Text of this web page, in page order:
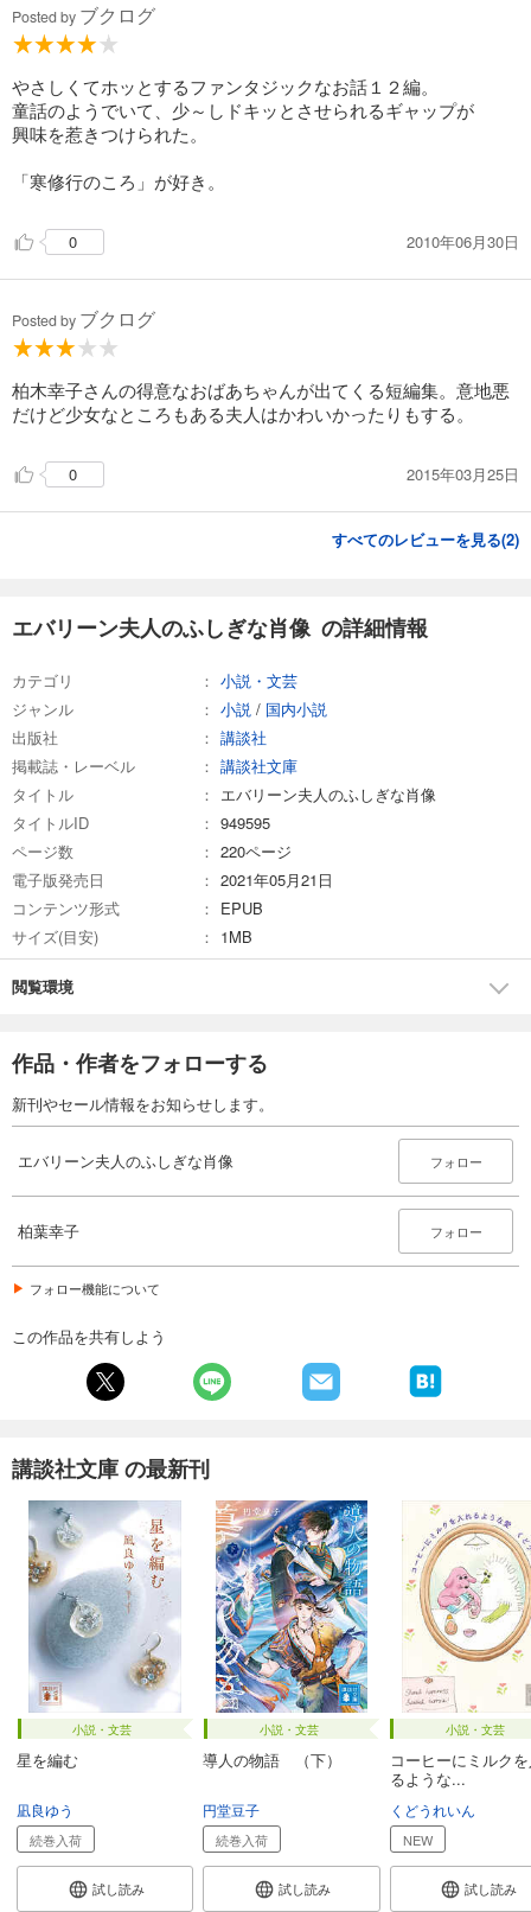
Posted by ブクログ
やさしくてホッとするファンタジックなお話１２編。
童話のようでいて、少～しドキッとさせられるギャップが
興味を惹きつけられた。
「寒修行のころ」が好き。
0 2010年06月30日
Posted by ブクログ
柏木幸子さんの得意なおばあちゃんが出てくる短編集。意地悪
だけど少女なところもある夫人はかわいかったりもする。
0 2015年03月25日
すべてのレビューを見る(2)
エバリーン夫人のふしぎな肖像 の詳細情報
カテゴリ
小説・文芸
ジャンル
小説 / 国内小説
出版社
講談社
掲載誌・レーベル
講談社文庫
タイトル
エバリーン夫人のふしぎな肖像
タイトルID
949595
ページ数
220ページ
電子版発売日
2021年05月21日
コンテンツ形式
EPUB
サイズ(目安)
1MB
閲覧環境
作品・作者をフォローする
新刊やセール情報をお知らせします。
エバリーン夫人のふしぎな肖像 フォロー
柏葉幸子 フォロー
フォロー機能について
この作品を共有しよう
講談社文庫 の最新刊
小説・文芸
星を編む
凪良ゆう
続巻入荷
試し読み
小説・文芸
導人の物語 （下）
円堂豆子
続巻入荷
試し読み
小説・文芸
コーヒーにミルク
るような...
くどうれいん
NEW
試し読み